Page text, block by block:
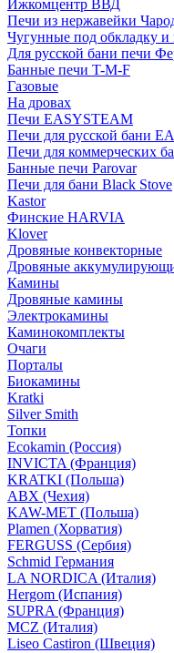
Ижкомцентр ВВД
Печи из нержавейки
Чугунные под обкладку и
Для русской бани печи
Банные печи T-M-F
Газовые
На дровах
Печи EASYSTEAM
Печи для русской бани
Печи для коммерческих
Банные печи Parovar
Печи для бани Black Stove
Kastor
Финские HARVIA
Klover
Дровяные конвекторные
Дровяные
Камины
Дровяные камины
Электрокамины
Каминокомплекты
Очаги
Порталы
Биокамины
Kratki
Silver Smith
Топки
Ecokamin (Россия)
INVICTA (Франция)
KRATKI (Польша)
ABX (Чехия)
KAW-MET (Польша)
Plamen (Хорватия)
FERGUSS (Сербия)
Schmid Германия
LA NORDICA (Италия)
Hergom (Испания)
SUPRA (Франция)
MCZ (Италия)
Liseo Castiron (Швеция)